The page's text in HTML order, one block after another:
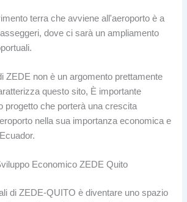
terra che avviene all'aeroporto è a
dove ci sarà un ampliamento
ZEDE non è un argomento prettamente
questo sito, È importante
progetto che porterà una crescita
nella sua importanza economica e
Economico ZEDE Quito
di ZEDE-QUITO è diventare uno spazio